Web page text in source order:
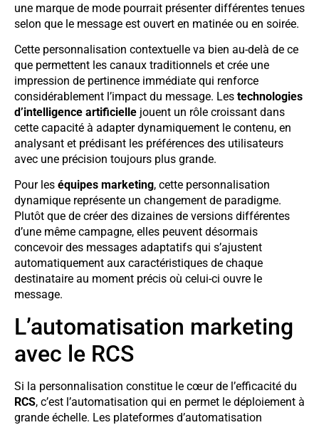
une marque de mode pourrait présenter différentes tenues
selon que le message est ouvert en matinée ou en soirée.
Cette personnalisation contextuelle va bien au-delà de ce
que permettent les canaux traditionnels et crée une
impression de pertinence immédiate qui renforce
considérablement l’impact du message. Les technologies
d’intelligence artificielle jouent un rôle croissant dans
cette capacité à adapter dynamiquement le contenu, en
analysant et prédisant les préférences des utilisateurs
avec une précision toujours plus grande.
Pour les équipes marketing, cette personnalisation
dynamique représente un changement de paradigme.
Plutôt que de créer des dizaines de versions différentes
d’une même campagne, elles peuvent désormais
concevoir des messages adaptatifs qui s’ajustent
automatiquement aux caractéristiques de chaque
destinataire au moment précis où celui-ci ouvre le
message.
L’automatisation marketing
avec le RCS
Si la personnalisation constitue le cœur de l’efficacité du
RCS, c’est l’automatisation qui en permet le déploiement à
grande échelle. Les plateformes d’automatisation